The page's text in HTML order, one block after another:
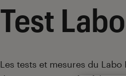
Test Labo
Introduction
Les tests et mesures du